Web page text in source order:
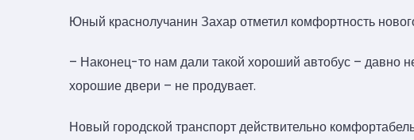
Юный краснолучанин Захар отметил комфортность
– Наконец-то нам дали такой хороший автобус – давно
хорошие двери – не продувает.
Новый городской транспорт действительно